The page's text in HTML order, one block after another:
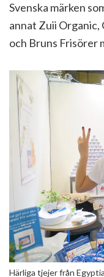
Svenska märken
annat Zuii Organic,
och Bruns Frisörer
Härliga tjejer från